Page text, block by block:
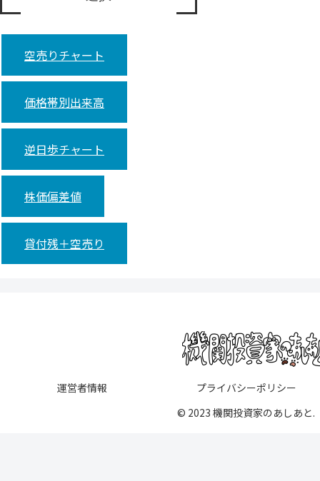
空売りチャート
価格帯別出来高
逆日歩チャート
株価偏差値
貸付残＋空売り
運営者情報
プライバシーポリシー
© 2023 機関投資家のあしあと.